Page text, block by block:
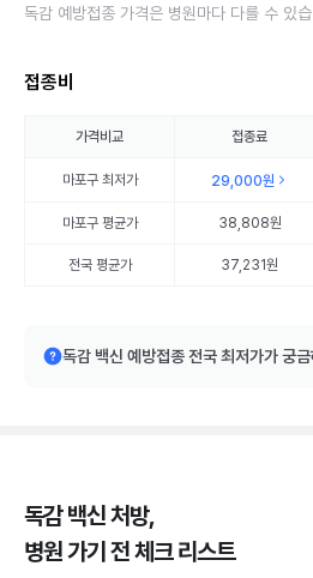
독감 예방접종 가격은 병원마다 다를 수 있
접종비
가격비교 접종료
마포구최저가 29,000원
마포구평균가 38,808원
전국 평균가 37,231원
독감 백신 예방접종 전국 최저가가 궁
독감 백신 처방,
병원 가기 전 체크 리스트